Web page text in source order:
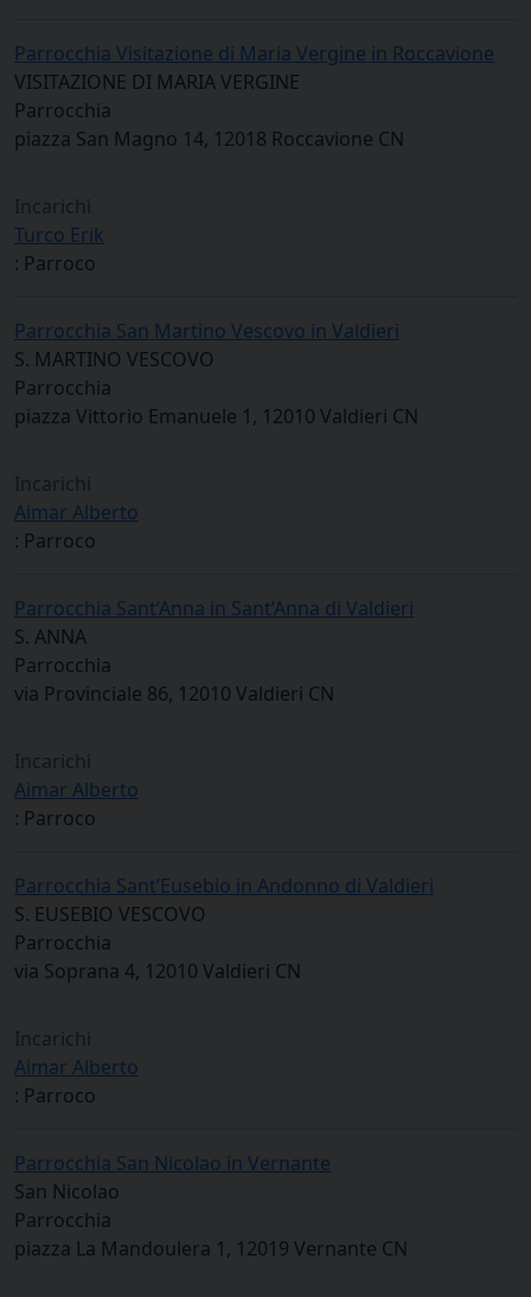
Parrocchia Visitazione di Maria Vergine in Roccavione
VISITAZIONE DI MARIA VERGINE
Parrocchia
piazza San Magno 14, 12018 Roccavione CN
Incarichi
Turco Erik
: Parroco
Parrocchia San Martino Vescovo in Valdieri
S. MARTINO VESCOVO
Parrocchia
piazza Vittorio Emanuele 1, 12010 Valdieri CN
Incarichi
Aimar Alberto
: Parroco
Parrocchia Sant’Anna in Sant’Anna di Valdieri
S. ANNA
Parrocchia
via Provinciale 86, 12010 Valdieri CN
Incarichi
Aimar Alberto
: Parroco
Parrocchia Sant’Eusebio in Andonno di Valdieri
S. EUSEBIO VESCOVO
Parrocchia
via Soprana 4, 12010 Valdieri CN
Incarichi
Aimar Alberto
: Parroco
Parrocchia San Nicolao in Vernante
San Nicolao
Parrocchia
piazza La Mandoulera 1, 12019 Vernante CN